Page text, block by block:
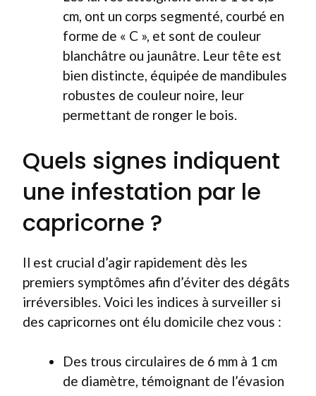
cm, ont un corps segmenté, courbé en
forme de « C », et sont de couleur
blanchâtre ou jaunâtre. Leur tête est
bien distincte, équipée de mandibules
robustes de couleur noire, leur
permettant de ronger le bois.
Quels signes indiquent
une infestation par le
capricorne ?
Il est crucial d’agir rapidement dès les
premiers symptômes afin d’éviter des dégâts
irréversibles. Voici les indices à surveiller si
des capricornes ont élu domicile chez vous :
Des trous circulaires de 6 mm à 1 cm
de diamètre, témoignant de l’évasion